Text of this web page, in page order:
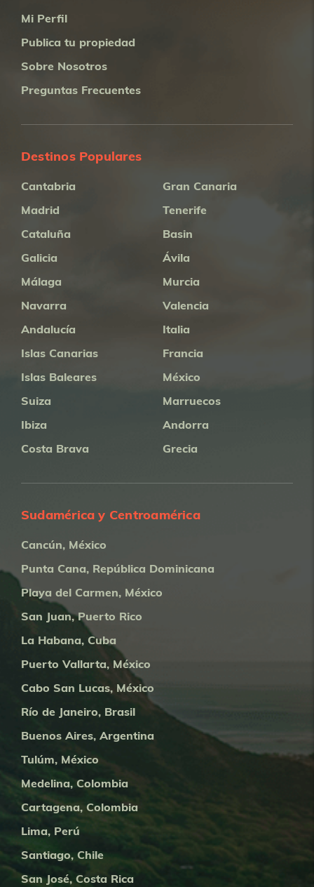
Mi Perfil
Publica tu propiedad
Sobre Nosotros
Preguntas Frecuentes
Destinos Populares
Cantabria
Madrid
Cataluña
Galicia
Málaga
Navarra
Gran Canaria
Tenerife
Basin
Ávila
Murcia
Valencia
Andalucía
Islas Canarias
Islas Baleares
Suiza
Ibiza
Costa Brava
Italia
Francia
México
Marruecos
Andorra
Grecia
Sudamérica y Centroamérica
Cancún, México
Punta Cana, República Dominicana
Playa del Carmen, México
San Juan, Puerto Rico
La Habana, Cuba
Puerto Vallarta, México
Cabo San Lucas, México
Río de Janeiro, Brasil
Buenos Aires, Argentina
Tulúm, México
Medelina, Colombia
Cartagena, Colombia
Lima, Perú
Santiago, Chile
San José, Costa Rica